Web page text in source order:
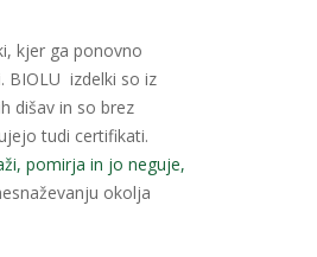
kjer ga ponovno
BIOLU izdelki so iz
dišav in so brez
tudi certifikati.
pomirja in jo neguje,
okolja